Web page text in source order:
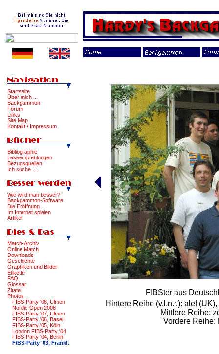
Startseite
Über mich ...
Backgammon
Forum
Links
Site Map
Kontakt / Impressum
Bibliographie
Leseempfehlungen
Bezugsquellen
Ich suche ....
Wie wird man besser?
Backgammon-Software
Die Eröffnung
Im Internet spielen
Artikel
Match-Archiv
Online Match
Downloads
Geschichte
Graphiken und Bilder
Etikette
FAQ
Glossar
Zitate
Photos
FIBS-Party '08, Ulmen
Nordic Open 2008
FIBS-Party '07, Ulmen
FIBS-Party '06, Basel
FIBS-Party '05, Köln
London FIBS-Party '04
FIBS-Party '04, Berlin
FIBS-Party '03, Frankf.
FIBSter aus
Hintere Reihe (v.l.n.r.): alef
Mittlere Reihe:
Vordere Reihe: